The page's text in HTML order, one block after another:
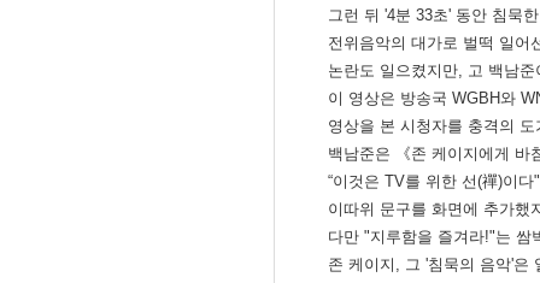
그런 뒤 '4분 33초' 동안 침묵
전위음악의 대가로 벌떡 일어
논란도 일으켰지만, 고 백남
이 영상은 방송국 WGBH와
영상을 본 시청자를 충격의
백남준은 《존 케이지에게 바
“이것은 TV를 위한 선(禪)이
이따위 문구를 화면에 추가했
다만 "지루함을 즐겨라!"는 쌈
존 케이지, 그 '침묵의 음악'은